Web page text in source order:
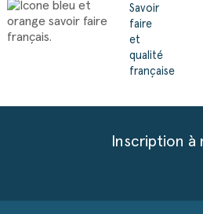
Savoir
faire
et
qualité
française
Inscription